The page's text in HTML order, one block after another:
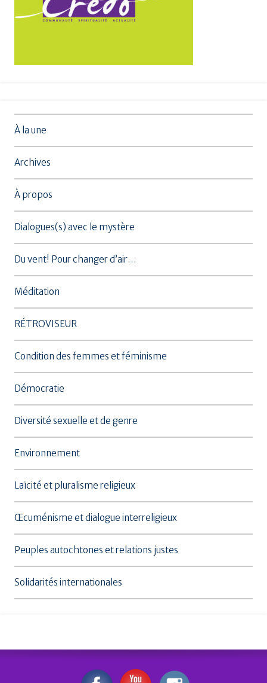
À la une
Archives
À propos
Dialogues(s) avec le mystère
Du vent! Pour changer d’air…
Méditation
RÉTROVISEUR
Condition des femmes et féminisme
Démocratie
Diversité sexuelle et de genre
Environnement
Laïcité et pluralisme religieux
Œcuménisme et dialogue interreligieux
Peuples autochtones et relations justes
Solidarités internationales